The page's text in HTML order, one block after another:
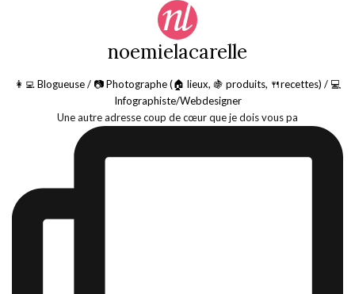
noemielacarelle
👩‍💻 Blogueuse / 📷 Photographe (🏠 lieux, 🍇 produits, 🍴recettes) / 💻
Infographiste/Webdesigner
Une autre adresse coup de cœur que je dois vous pa